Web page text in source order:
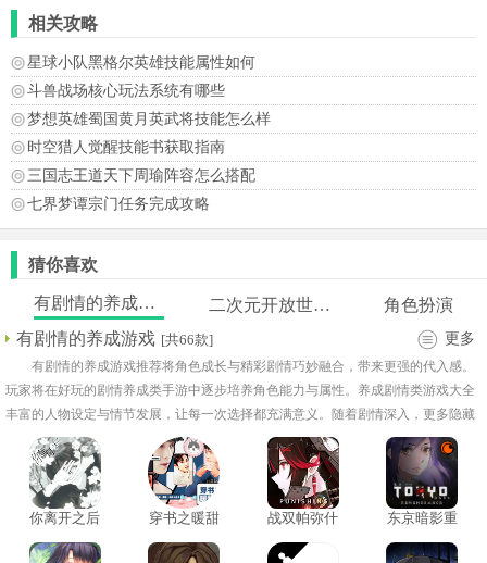
相关攻略
星球小队黑格尔英雄技能属性如何
斗兽战场核心玩法系统有哪些
梦想英雄蜀国黄月英武将技能怎么样
时空猎人觉醒技能书获取指南
三国志王道天下周瑜阵容怎么搭配
七界梦谭宗门任务完成攻略
猜你喜欢
有剧情的养成游戏 二次元开放世界手游
角色扮演
有剧情的养成游戏 [共66款] 更多
有剧情的养成游戏推荐将角色成长与精彩剧情巧妙融合，带来更强的代入感。
玩家将在好玩的剧情养成类手游中逐步培养角色能力与属性。养成剧情类游戏大全
丰富的人物设定与情节发展，让每一次选择都充满意义。随着剧情深入，更多隐藏
内容与特殊事件将陆续解锁！
你离开之后
穿书之暖甜
战双帕弥什
东京暗影重